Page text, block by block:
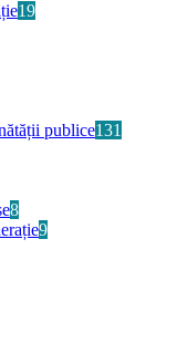
19
publice131
8
9